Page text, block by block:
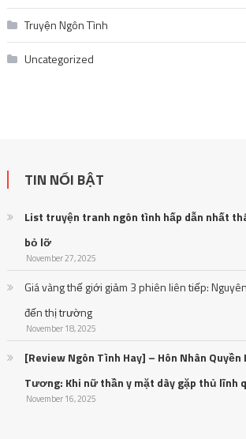
Truyện Ngôn Tình
Uncategorized
TIN NỔI BẬT
List truyện tranh ngôn tình hấp dẫn nhất
bỏ lỡ
November 27, 2025
Giá vàng thế giới giảm 3 phiên liên tiếp:
đến thị trường
November 18, 2025
[Review Ngôn Tình Hay] – Hôn Nhân
Tương: Khi nữ thần y mặt dày gặp thủ lĩnh
November 16, 2025